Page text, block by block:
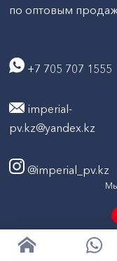
по оптовым
+7 705 707 1555
imperial-
pv.kz@yandex.kz
@imperial_pv.kz
Все права